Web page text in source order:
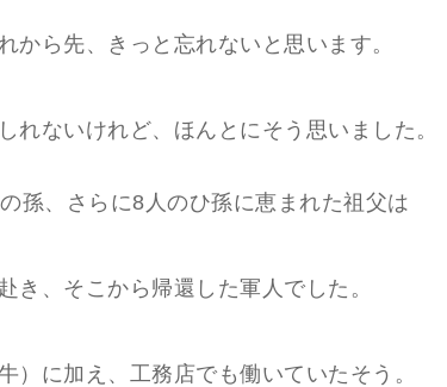
から先、きっと忘れないと思います。
れないけれど、ほんとにそう思いました。
孫、さらに8人のひ孫に恵まれた祖父は
き、そこから帰還した軍人でした。
）に加え、工務店でも働いていたそう。